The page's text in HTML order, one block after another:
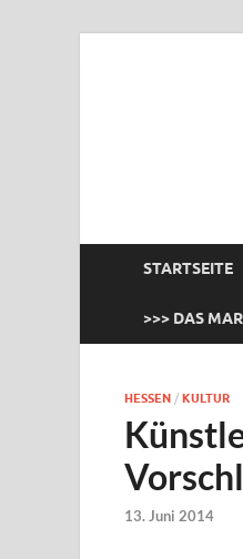
STARTSEITE
>>> DAS
HESSEN / KULTUR
13. Juni 2014